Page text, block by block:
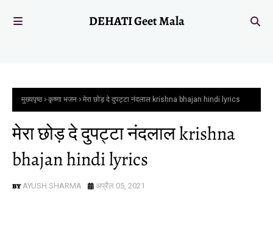
DEHATI Geet Mala
मुख्यपृष्ठ कृष्णा भजन मेरा छोड़ दे दुपट्टा नंदलाल krishna bhajan hindi lyrics
मेरा छोड़ दे दुपट्टा नंदलाल krishna
bhajan hindi lyrics
AYUSH SHARMA अप्रैल 05, 2021